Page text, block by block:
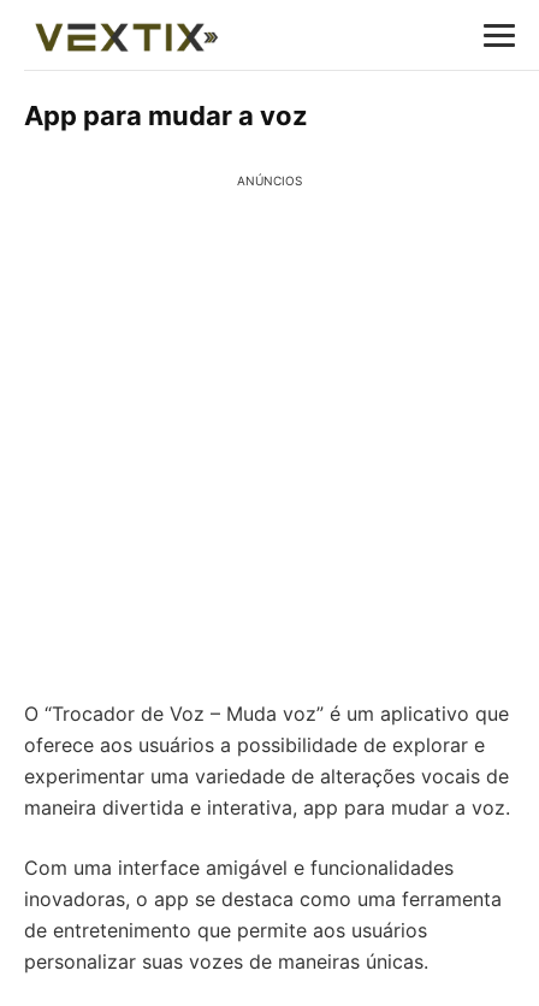
App para mudar a voz
ANÚNCIOS
O “Trocador de Voz – Muda voz” é um aplicativo que
oferece aos usuários a possibilidade de explorar e
experimentar uma variedade de alterações vocais de
maneira divertida e interativa, app para mudar a voz.
Com uma interface amigável e funcionalidades
inovadoras, o app se destaca como uma ferramenta
de entretenimento que permite aos usuários
personalizar suas vozes de maneiras únicas.